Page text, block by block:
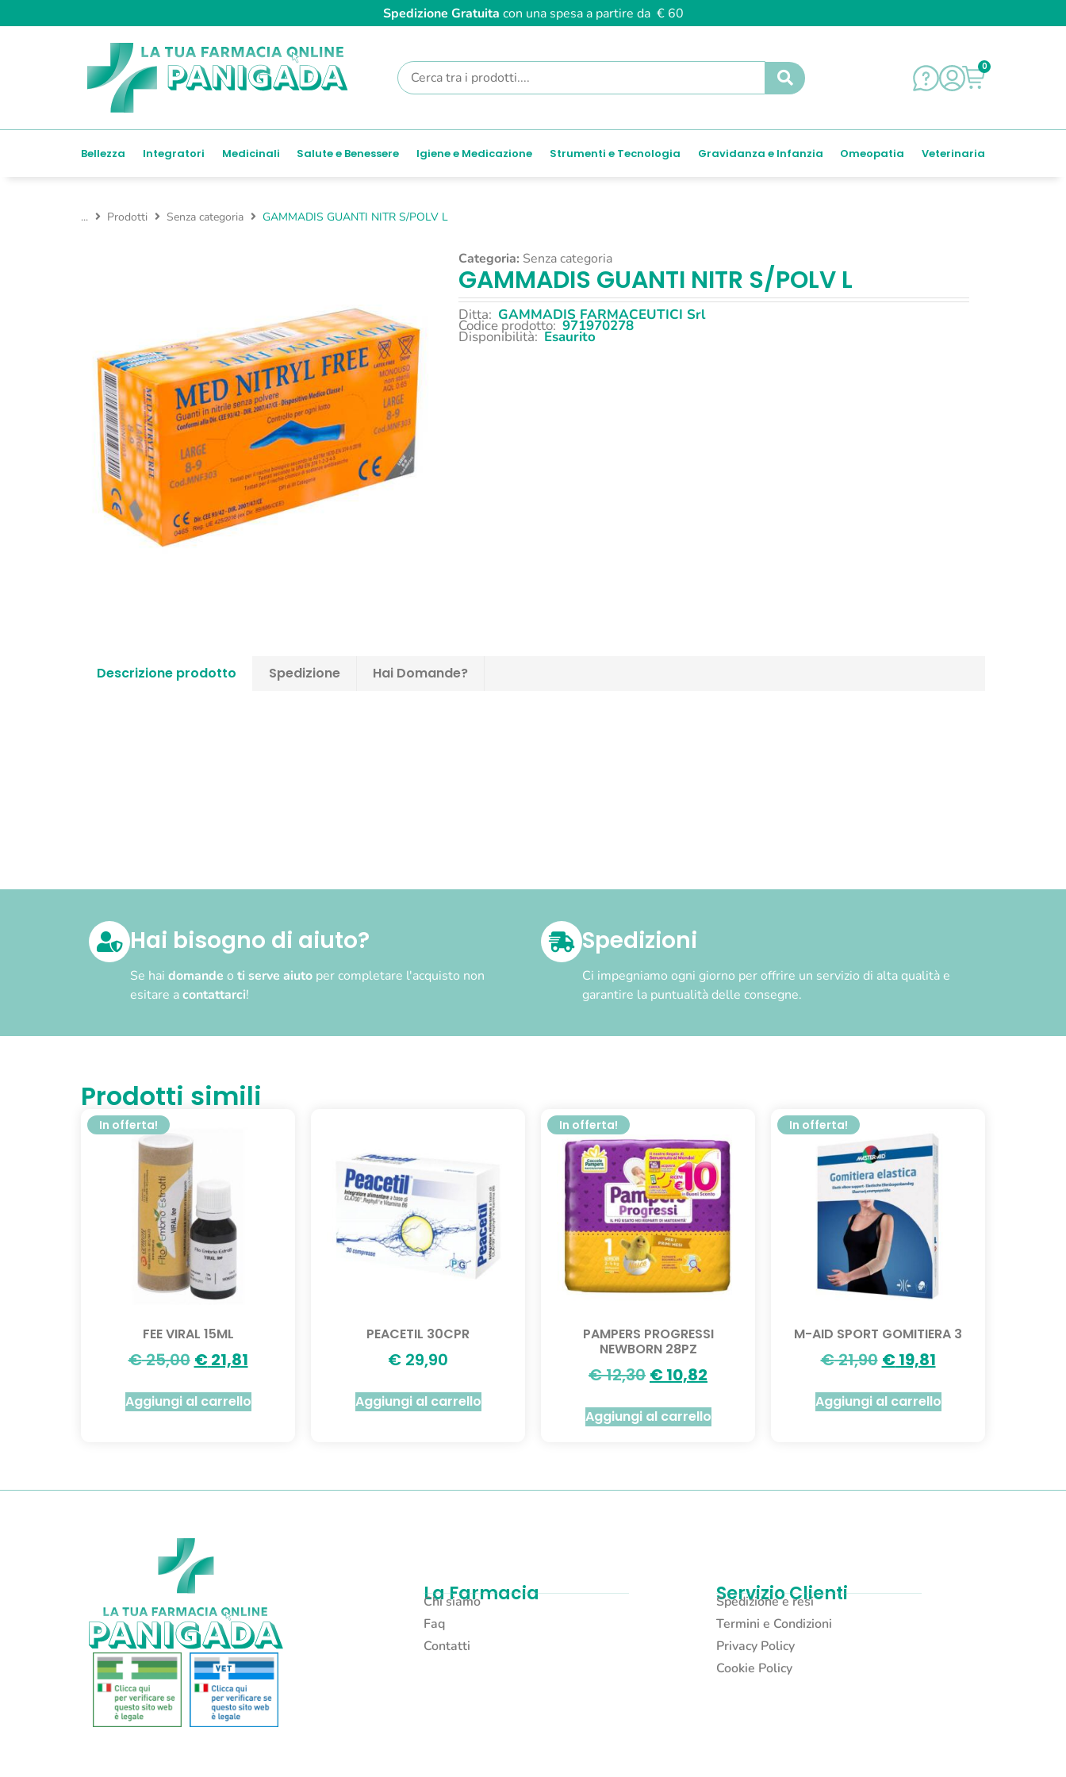
Spedizione Gratuita con una spesa a partire da € 60
0
Bellezza Integratori Medicinali Salute e Benessere Igiene e Medicazione Strumenti e Tecnologia Gravidanza e Infanzia Omeopatia Veterinaria
... Prodotti Senza categoria GAMMADIS GUANTI NITR S/POLV L
Categoria: Senza categoria
GAMMADIS GUANTI NITR S/POLV L
Ditta: GAMMADIS FARMACEUTICI Srl
Codice prodotto: 971970278
Disponibilità: Esaurito
Descrizione prodotto Spedizione Hai Domande?
Hai bisogno di aiuto?
Se hai domande o ti serve aiuto per completare l'acquisto non
esitare acontattarci!
Spedizioni
Ci impegniamo ogni giorno per offrire un servizio di alta qualità e
garantire la puntualità delle consegne.
Prodotti simili
In offerta!
FEE VIRAL 15ML
€25,00 €21,81
Aggiungi al carrello
PEACETIL 30CPR
€ 29,90
Aggiungi al carrello
In offerta!
PAMPERS PROGRESSI
NEWBORN 28PZ
€12,30 €10,82
Aggiungi al carrello
In offerta!
M-AID SPORT GOMITIERA 3
€21,90 €19,81
Aggiungi al carrello
La Farmacia
Chi siamo
Faq
Contatti
Servizio Clienti
Spedizione e resi
Termini e Condizioni
Privacy Policy
Cookie Policy